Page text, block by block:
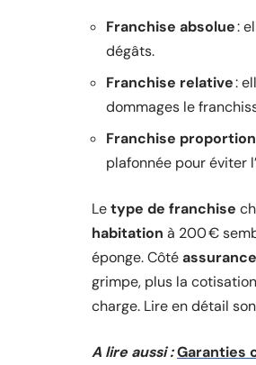
Franchise absolue:
dégâts.
Franchise relative:
dommages le
Franchise
plafonnée pour éviter
Letype de franchise
habitation à 200 €
éponge. Côté
grimpe, plus la
charge. Lire en détail son
A lire aussi :Garanties